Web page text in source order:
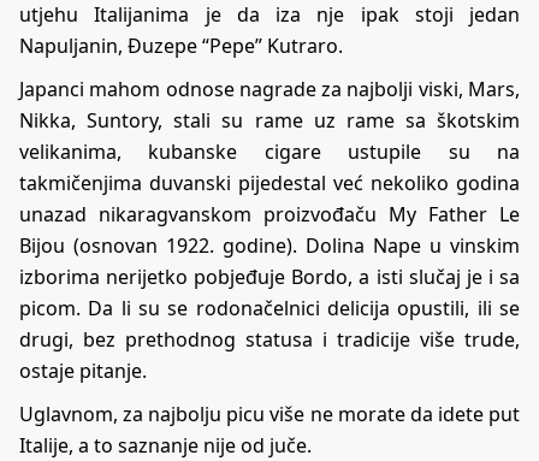
utjehu Italijanima je da iza nje ipak stoji jedan
Napuljanin, Đuzepe “Pepe” Kutraro.
Japanci mahom odnose nagrade za najbolji viski, Mars,
Nikka, Suntory, stali su rame uz rame sa škotskim
velikanima, kubanske cigare ustupile su na
takmičenjima duvanski pijedestal već nekoliko godina
unazad nikaragvanskom proizvođaču My Father Le
Bijou (osnovan 1922. godine). Dolina Nape u vinskim
izborima nerijetko pobjeđuje Bordo, a isti slučaj je i sa
picom. Da li su se rodonačelnici delicija opustili, ili se
drugi, bez prethodnog statusa i tradicije više trude,
ostaje pitanje.
Uglavnom, za najbolju picu više ne morate da idete put
Italije, a to saznanje nije od juče.